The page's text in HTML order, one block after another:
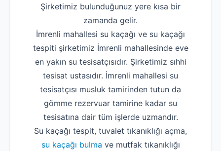
Şirketimiz bulunduğunuz yere kısa bir
zamanda gelir.
İmrenli mahallesi su kaçağı ve su kaçağı
tespiti şirketimiz İmrenli mahallesinde eve
en yakın su tesisatçısıdır. Şirketimiz sıhhi
tesisat ustasıdır. İmrenli mahallesi su
tesisatçısı musluk tamirinden tutun da
gömme rezervuar tamirine kadar su
tesisatına dair tüm işlerde uzmandır.
Su kaçağı tespit, tuvalet tıkanıklığı açma,
su kaçağı bulma ve mutfak tıkanıklığı